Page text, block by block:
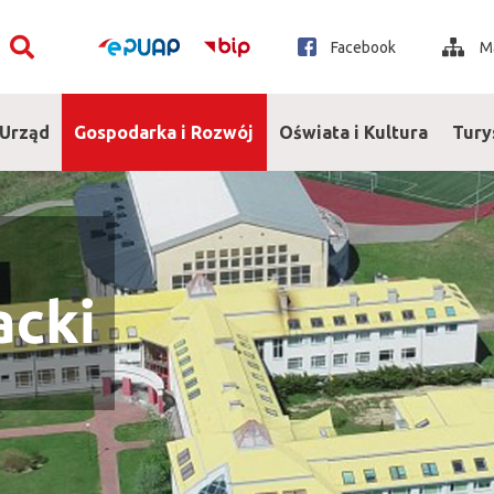
Facebook
menu
Urząd
Show
menu
Gospodarka i Rozwój
menu
Oświata i Kultura
Show